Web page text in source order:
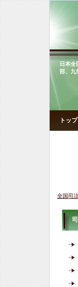
日本
部、九
トップ
全国司